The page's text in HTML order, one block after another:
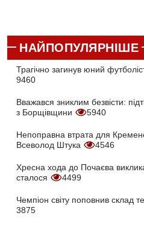
НАЙПОПУЛЯРНІШЕ
Трагічно загинув юний
9460
Вважався зниклим безвісти:
з Борщівщини
5940
Непоправна втрата для
Всеволод Штука
4546
Хресна хода до Почаєва
сталося
4499
Чемпіон світу поповнив склад
3875